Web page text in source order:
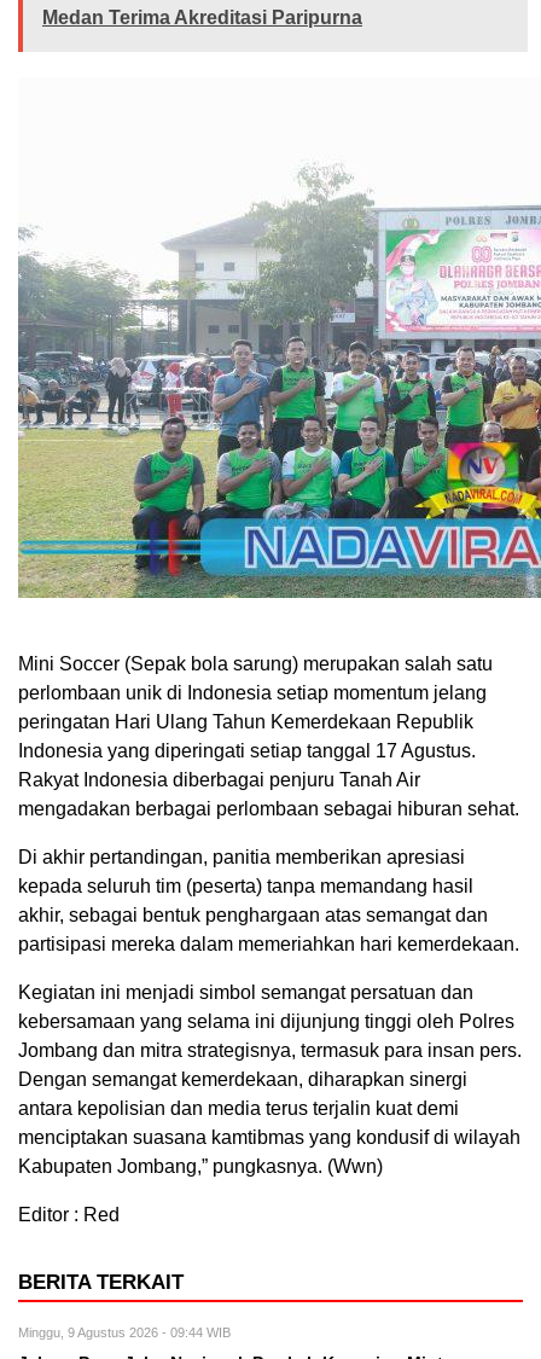
Medan Terima Akreditasi Paripurna
Mini Soccer (Sepak bola sarung) merupakan salah satu
perlombaan unik di Indonesia setiap momentum jelang
peringatan Hari Ulang Tahun Kemerdekaan Republik
Indonesia yang diperingati setiap tanggal 17 Agustus.
Rakyat Indonesia diberbagai penjuru Tanah Air
mengadakan berbagai perlombaan sebagai hiburan sehat.
Di akhir pertandingan, panitia memberikan apresiasi
kepada seluruh tim (peserta) tanpa memandang hasil
akhir, sebagai bentuk penghargaan atas semangat dan
partisipasi mereka dalam memeriahkan hari kemerdekaan.
Kegiatan ini menjadi simbol semangat persatuan dan
kebersamaan yang selama ini dijunjung tinggi oleh Polres
Jombang dan mitra strategisnya, termasuk para insan pers.
Dengan semangat kemerdekaan, diharapkan sinergi
antara kepolisian dan media terus terjalin kuat demi
menciptakan suasana kamtibmas yang kondusif di wilayah
Kabupaten Jombang,” pungkasnya. (Wwn)
Editor : Red
BERITA TERKAIT
Minggu, 9 Agustus 2026 - 09:44 WIB